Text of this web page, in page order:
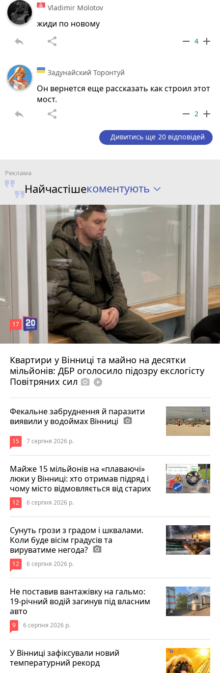
Vladimir Molotov
жиди по новому
reply share remove 4 add
Задунайский Торонтуй
Он вернется еще рассказать как строил этот
мост.
reply share remove 2 add
Дивитись ще 20 відповідей
Найчастішекоментують
Квартири у Вінниці та майно на десятки
мільйонів: ДБР оголосило підозру екслогісту
Повітряних сил photo_camera play_circle_filled
17
6 серпня 2026 р.
Фекальне забруднення й паразити
виявили у водоймах Вінниці photo_camera
15 7 серпня 2026 р.
Майже 15 мільйонів на «плаваючі»
люки у Вінниці: хто отримав підряд і
чому місто відмовляється від старих
12 6 серпня 2026 р.
Сунуть грози з градом і шквалами.
Коли буде вісім градусів та
вируватиме негода? photo_camera
12 6 серпня 2026 р.
Не поставив вантажівку на гальмо:
19-річний водій загинув під власним
авто
9 6 серпня 2026 р.
У Вінниці зафіксували новий
температурний рекорд